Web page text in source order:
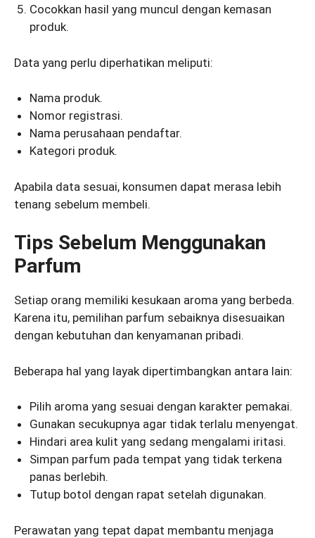
Cocokkan hasil yang muncul dengan kemasan
produk.
Data yang perlu diperhatikan meliputi:
Nama produk.
Nomor registrasi.
Nama perusahaan pendaftar.
Kategori produk.
Apabila data sesuai, konsumen dapat merasa lebih
tenang sebelum membeli.
Tips Sebelum Menggunakan
Parfum
Setiap orang memiliki kesukaan aroma yang berbeda.
Karena itu, pemilihan parfum sebaiknya disesuaikan
dengan kebutuhan dan kenyamanan pribadi.
Beberapa hal yang layak dipertimbangkan antara lain:
Pilih aroma yang sesuai dengan karakter pemakai.
Gunakan secukupnya agar tidak terlalu menyengat.
Hindari area kulit yang sedang mengalami iritasi.
Simpan parfum pada tempat yang tidak terkena
panas berlebih.
Tutup botol dengan rapat setelah digunakan.
Perawatan yang tepat dapat membantu menjaga